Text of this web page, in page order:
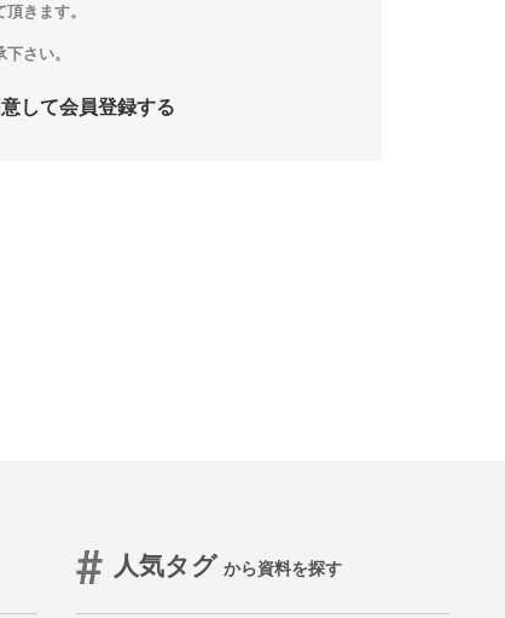
きます。
さい。
して会員登録する
人気タグ から資料を探す